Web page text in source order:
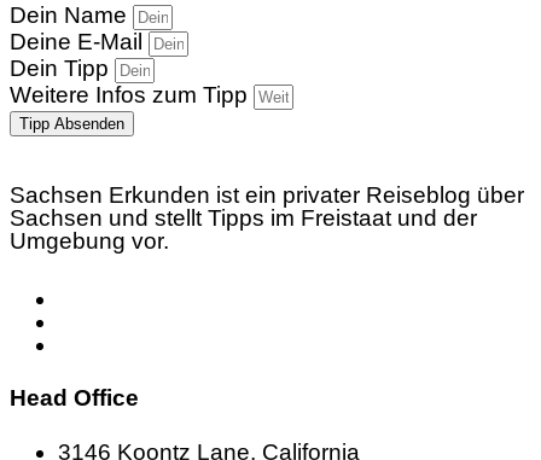
Dein Name
Deine E-Mail
Dein Tipp
Weitere Infos zum Tipp
Tipp Absenden
Sachsen Erkunden ist ein privater Reiseblog über
Sachsen und stellt Tipps im Freistaat und der
Umgebung vor.
Head Office
3146 Koontz Lane, California